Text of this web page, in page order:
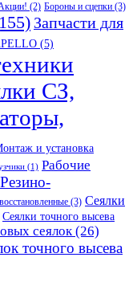
(2) Бороны и сцепки (3)
Запчасти для
(5)
СЗ,
и установка
(1) Рабочие
Резино-
(3) Сеялки
Сеялки точного высева
сеялок(26)
точного высева